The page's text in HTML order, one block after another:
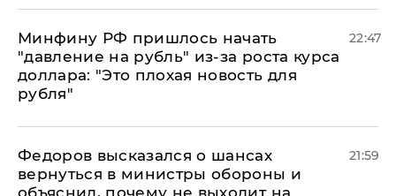
Минфину РФ пришлось начать
"давление на рубль" из-за роста курса
доллара: "Это плохая новость для
рубля"
22:47
Федоров высказался о шансах
вернуться в министры обороны и
21:59